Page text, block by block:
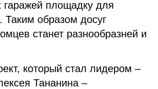
площадку для
Таким образом досуг
станет разнообразней и
который стал лидером –
Тананина –